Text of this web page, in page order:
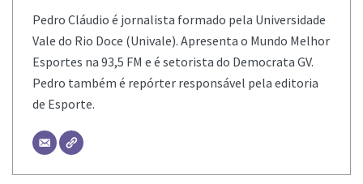
Pedro Cláudio é jornalista formado pela Universidade
Vale do Rio Doce (Univale). Apresenta o Mundo Melhor
Esportes na 93,5 FM e é setorista do Democrata GV.
Pedro também é repórter responsável pela editoria
de Esporte.